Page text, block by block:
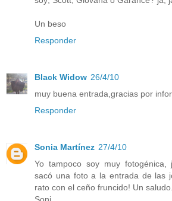
Un beso
Responder
Black Widow 26/4/10
muy buena entrada,gracias por
Responder
Sonia Martínez 27/4/10
Yo tampoco soy muy fotogénica,
sacó una foto a la entrada de las
rato con el ceño fruncido! Un saludo.
Soni.